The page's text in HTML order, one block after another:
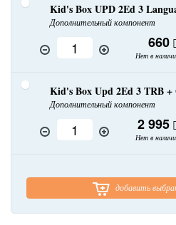
Kid's Box UPD 2Ed 3
Дополнительный компонент
660
Нет в
Kid's Box Upd 2Ed 3 TRB
Дополнительный компонент
2 995
Нет в
добавить